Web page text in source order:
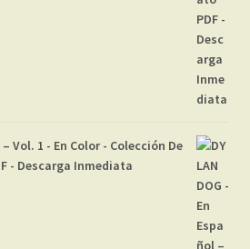
– Vol. 1 - En Color - Colección De
- Descarga Inmediata